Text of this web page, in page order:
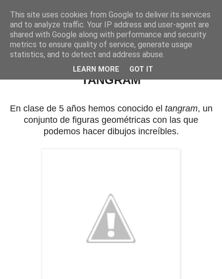
Mi cole
jueves, 1 de febrero de 2018
TANGRAM
En clase de 5 años hemos conocido el tangram, un
conjunto de figuras geométricas con las que
podemos hacer dibujos increíbles.
This site uses cookies from Google to deliver its services
and to analyze traffic. Your IP address and user-agent are
shared with Google along with performance and security
metrics to ensure quality of service, generate usage
statistics, and to detect and address abuse.
LEARN MORE GOT IT